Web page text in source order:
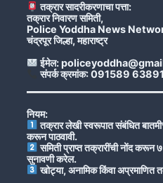
तक्रार सादरीकरणाचा पत्ता:
तक्रार निवारण समिती,
Police Yoddha News
चंद्रपूर जिल्हा, महाराष्ट्र
ईमेल:
संपर्क क्रमांक: 091589 63891
नियम:
तक्रार लेखी स्वरूपात संबंधित
करून पाठवावी.
समिती प्राप्त तक्रारींची नोंद करून
सुनावणी करेल.
खोट्या, अनामिक किंवा अप्रमाणित